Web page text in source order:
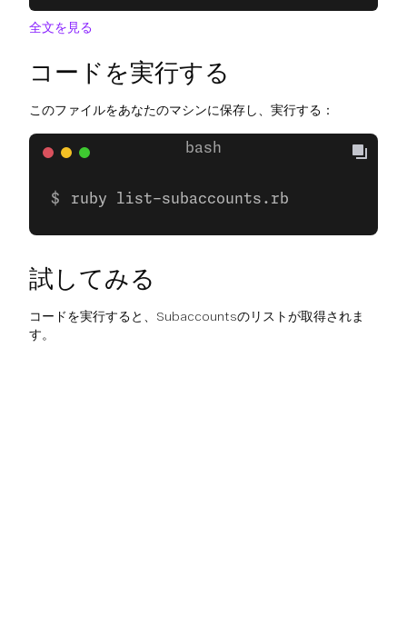
全文を見る
コードを実行する
このファイルをあなたのマシンに保存し、実行する：
ruby list-subaccounts.rb
試してみる
コードを実行すると、Subaccountsのリストが取得されま
す。